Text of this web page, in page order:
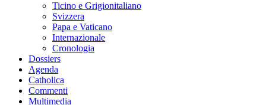
Ticino e Grigionitaliano
Svizzera
Papa e Vaticano
Internazionale
Cronologia
Dossiers
Agenda
Catholica
Commenti
Multimedia